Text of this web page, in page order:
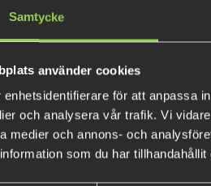
Samtycke
använder cookies
enhetsidentifierare för att anpassa
och analysera vår trafik. Vi
medier och annons- och
som du har